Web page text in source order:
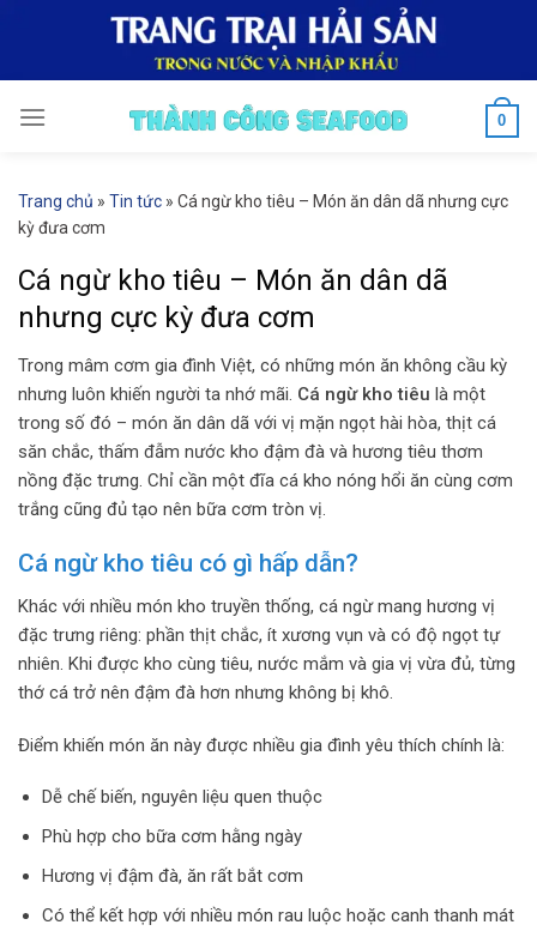
0
Trang chủ » Tin tức » Cá ngừ kho tiêu – Món ăn dân dã nhưng cực
kỳ đưa cơm
Cá ngừ kho tiêu – Món ăn dân dã
nhưng cực kỳ đưa cơm
Trong mâm cơm gia đình Việt, có những món ăn không cầu kỳ
nhưng luôn khiến người ta nhớ mãi. Cá ngừ kho tiêu là một
trong số đó – món ăn dân dã với vị mặn ngọt hài hòa, thịt cá
săn chắc, thấm đẫm nước kho đậm đà và hương tiêu thơm
nồng đặc trưng. Chỉ cần một đĩa cá kho nóng hổi ăn cùng cơm
trắng cũng đủ tạo nên bữa cơm tròn vị.
Cá ngừ kho tiêu có gì hấp dẫn?
Khác với nhiều món kho truyền thống, cá ngừ mang hương vị
đặc trưng riêng: phần thịt chắc, ít xương vụn và có độ ngọt tự
nhiên. Khi được kho cùng tiêu, nước mắm và gia vị vừa đủ, từng
thớ cá trở nên đậm đà hơn nhưng không bị khô.
Điểm khiến món ăn này được nhiều gia đình yêu thích chính là:
Dễ chế biến, nguyên liệu quen thuộc
Phù hợp cho bữa cơm hằng ngày
Hương vị đậm đà, ăn rất bắt cơm
Có thể kết hợp với nhiều món rau luộc hoặc canh thanh mát